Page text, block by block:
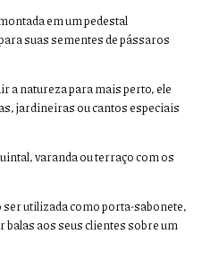
em um pedestal
suas sementes de pássaros
a natureza para mais perto, ele
jardineiras ou cantos especiais
varanda ou terraço com os
utilizada como porta-sabonete,
aos seus clientes sobre um